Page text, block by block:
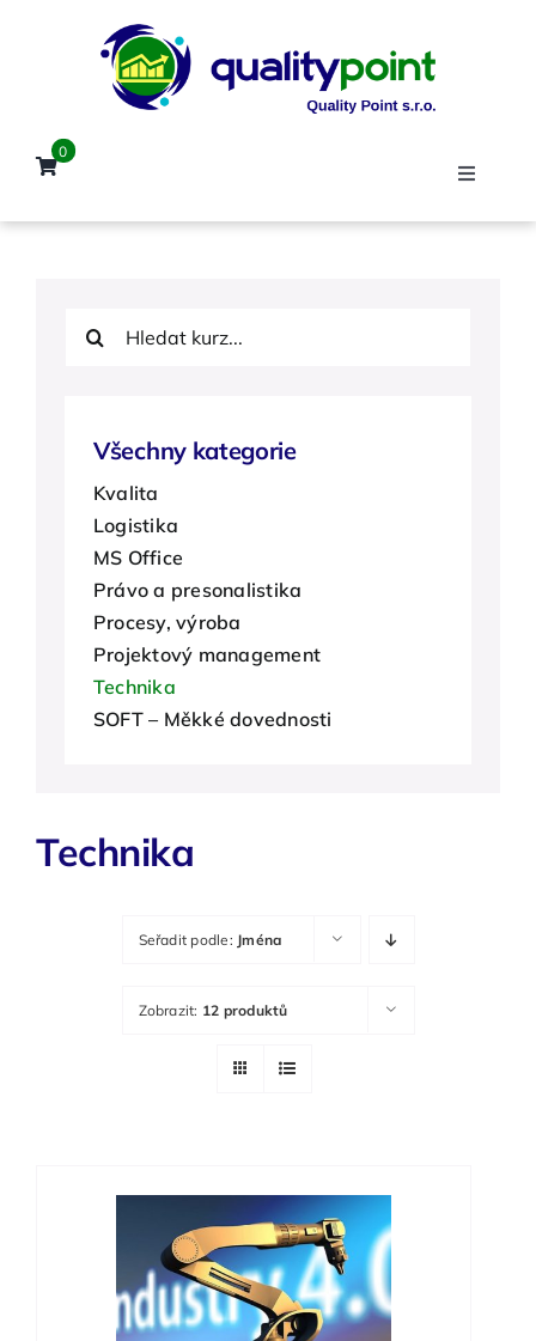
0
Toggle
Reference
Kontakty
Všechny kategorie
Kvalita
Logistika
MS Office
Právo a presonalistika
Procesy, výroba
Projektový management
Technika
SOFT – Měkké dovednosti
Technika
Seřadit podle: Jména
Zobrazit: 12 produktů